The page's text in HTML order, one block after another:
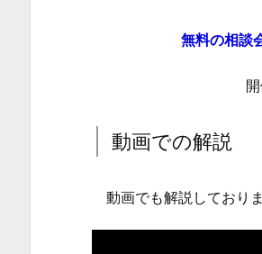
題
な
の
相
無料の相談
動画での解説
動画でも解説しており